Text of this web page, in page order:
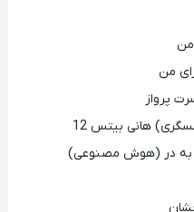
من
من
پرواز
هانی بیتس 12
به در (هوش مصنوعی)